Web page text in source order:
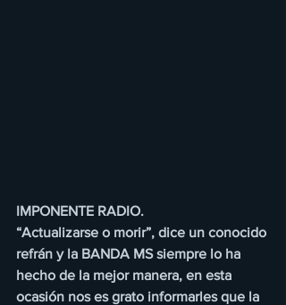
IMPONENTE RADIO.
“Actualizarse o morir”, dice un conocido
refrán y la BANDA MS siempre lo ha
hecho de la mejor manera, en esta
ocasión nos es grato informarles que la